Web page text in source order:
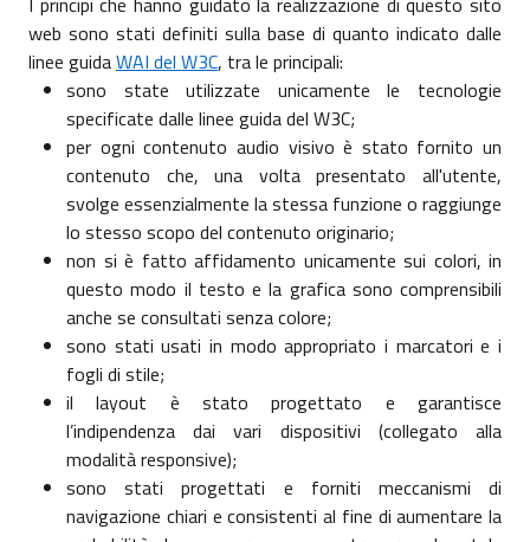
web sono stati definiti sulla base di quanto indicato dalle
linee guidaWAI del W3C, tra le principali:
sono state utilizzate unicamente le tecnologie
specificate dalle linee guida del W3C;
per ogni contenuto audio visivo è stato fornito un
contenuto che, una volta presentato all'utente,
svolge essenzialmente la stessa funzione o raggiunge
lo stesso scopo del contenuto originario;
non si è fatto affidamento unicamente sui colori, in
questo modo il testo e la grafica sono comprensibili
anche se consultati senza colore;
sono stati usati in modo appropriato i marcatori e i
fogli di stile;
il layout è stato progettato e garantisce
l’indipendenza dai vari dispositivi (collegato alla
modalità responsive);
sono stati progettati e forniti meccanismi di
navigazione chiari e consistenti al fine di aumentare la